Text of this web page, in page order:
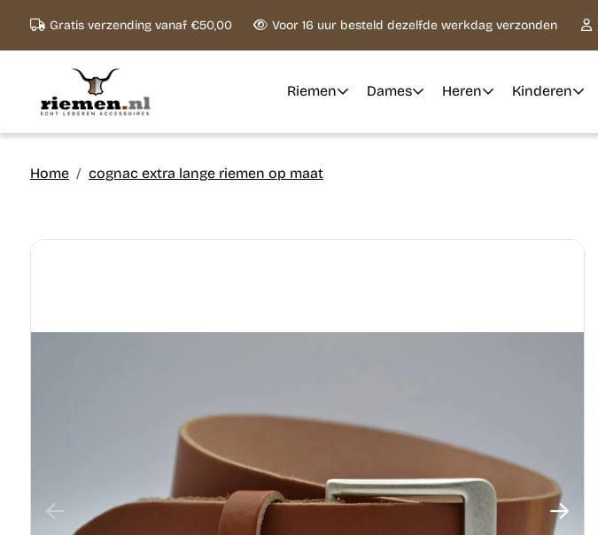
Gratis verzending vanaf €50,00 Voor 16 uur besteld dezelfde werkdag verzonden
Riemen Dames Heren Kinderen
Home cognac extra lange riemen op maat